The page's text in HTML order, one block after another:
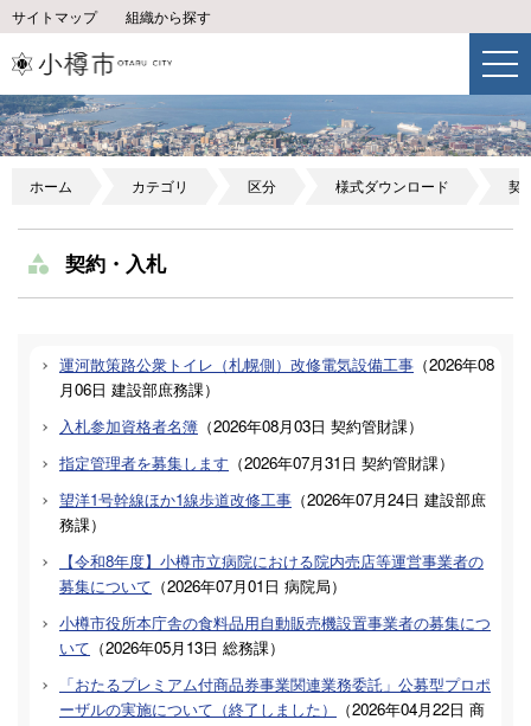
サイトマップ 組織から探す
ホーム カテゴリ 区分 様式ダウンロード 契
契約・入札
運河散策路公衆トイレ（札幌側）改修電気設備工事 （2026年08
月06日 建設部庶務課）
入札参加資格者名簿 （2026年08月03日 契約管財課）
指定管理者を募集します （2026年07月31日 契約管財課）
望洋1号幹線ほか1線歩道改修工事 （2026年07月24日 建設部庶
務課）
【令和8年度】小樽市立病院における院内売店等運営事業者の
募集について （2026年07月01日 病院局）
小樽市役所本庁舎の食料品用自動販売機設置事業者の募集につ
いて （2026年05月13日 総務課）
「おたるプレミアム付商品券事業関連業務委託」公募型プロポ
ーザルの実施について（終了しました）
（2026年04月22日 商